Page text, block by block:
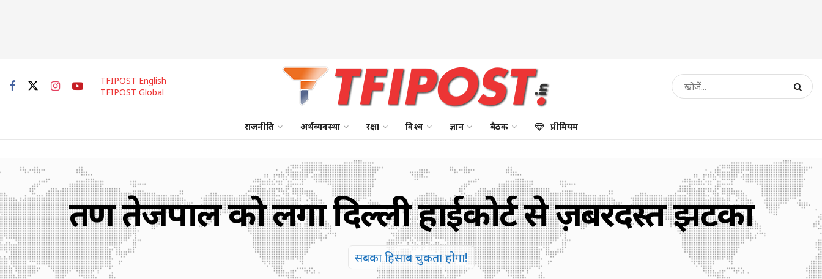
TFIPOST English
TFIPOST Global
राजनीति अर्थव्यवस्था रक्षा विश्व ज्ञान बैठक प्रीमियम
तरुण तेजपाल को लगा दिल्ली हाईकोर्ट से ज़बरदस्त झटका
सबका हिसाब चुकता होगा!